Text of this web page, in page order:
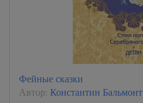
Фейные сказки
Автор: Константин Бальмонт